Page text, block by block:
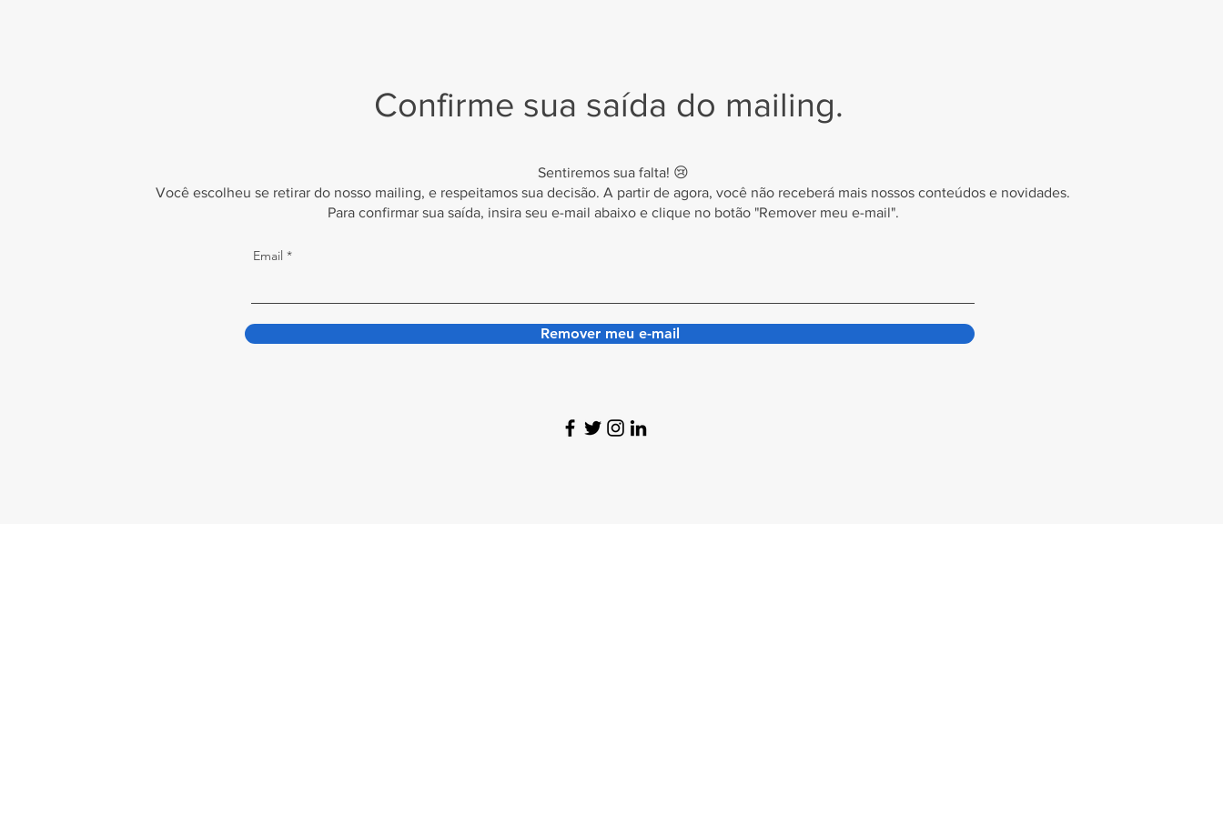
Confirme sua saída do mailing.
Sentiremos sua falta! 😢
Você escolheu se retirar do nosso mailing, e respeitamos sua decisão. A partir de agora, você não receberá mais nossos conteúdos e novidades.
Para confirmar sua saída, insira seu e-mail abaixo e clique no botão "Remover meu e-mail".
Email
Remover meu e-mail